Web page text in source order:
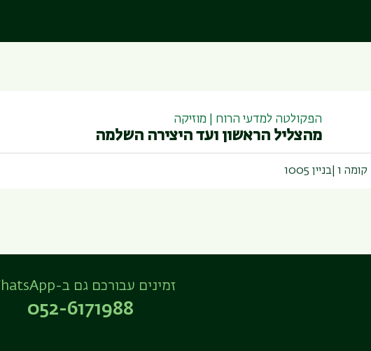
הפקולטה למדעי הרוח | מוזיקה
מהצליל הראשון ועד היצירה השלמה
קומה 1 בניין 1005
זמינים עבורכם גם ב-WhatsApp
052-6171988